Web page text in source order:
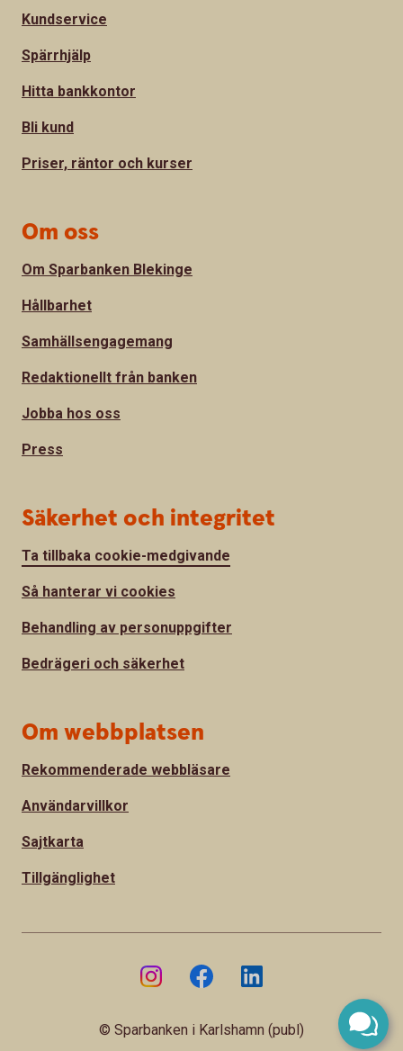
Kundservice
Spärrhjälp
Hitta bankkontor
Bli kund
Priser, räntor och kurser
Om oss
Om Sparbanken Blekinge
Hållbarhet
Samhällsengagemang
Redaktionellt från banken
Jobba hos oss
Press
Säkerhet och integritet
Ta tillbaka cookie-medgivande
Så hanterar vi cookies
Behandling av personuppgifter
Bedrägeri och säkerhet
Om webbplatsen
Rekommenderade webbläsare
Användarvillkor
Sajtkarta
Tillgänglighet
© Sparbanken i Karlshamn (publ)